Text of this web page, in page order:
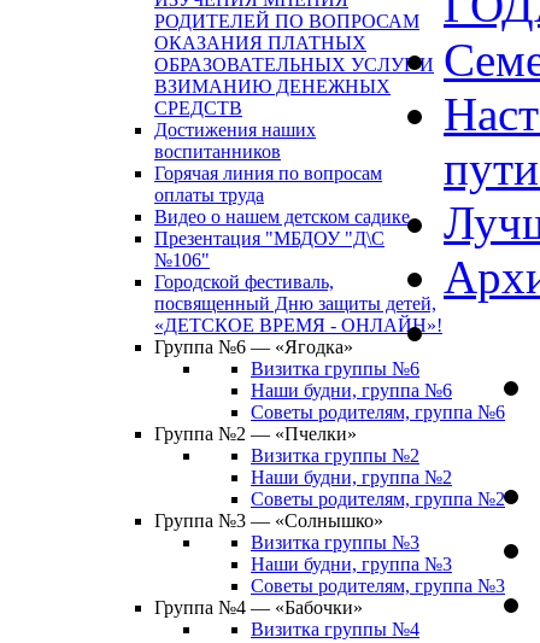
РОДИТЕЛЕЙ ПО ВОПРОСАМ
ОКАЗАНИЯ ПЛАТНЫХ
ОБРАЗОВАТЕЛЬНЫХ УСЛУГ И
ВЗИМАНИЮ ДЕНЕЖНЫХ
СРЕДСТВ
Достижения наших
воспитанников
Горячая линия по вопросам
оплаты труда
Видео о нашем детском садике
Презентация "МБДОУ "Д\С
№106"
Городской фестиваль,
посвященный Дню защиты детей,
«ДЕТСКОЕ ВРЕМЯ - ОНЛАЙН»!
Группа №6 — «Ягодка»
Визитка группы №6
Наши будни, группа №6
Советы родителям, группа №6
Группа №2 — «Пчелки»
Визитка группы №2
Наши будни, группа №2
Советы родителям, группа №2
Группа №3 — «Солнышко»
Визитка группы №3
Наши будни, группа №3
Советы родителям, группа №3
Группа №4 — «Бабочки»
Визитка группы №4